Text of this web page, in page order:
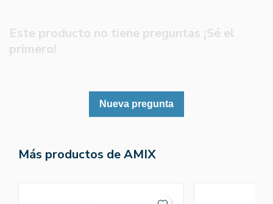
Este producto no tiene preguntas ¡Sé el
primero!
Nueva pregunta
Más productos de AMIX